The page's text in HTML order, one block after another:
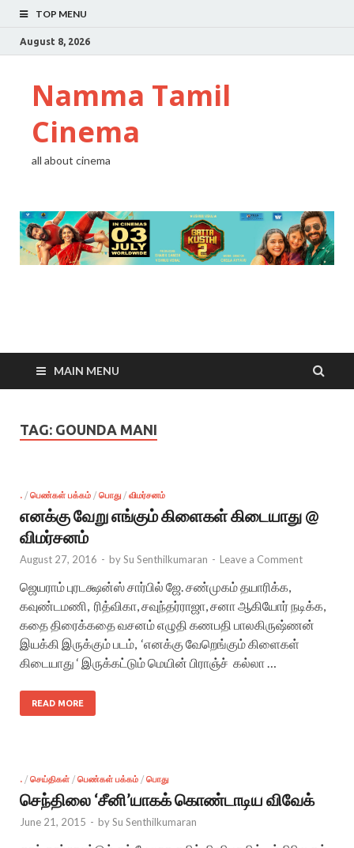
TOP MENU
August 8, 2026
Namma Tamil
Cinema
all about cinema
MAIN MENU
TAG: GOUNDA MANI
. / பெண்கள் பக்கம் / பொது / விமர்சனம்
எனக்கு வேறு எங்கும் கிளைகள் கிடையாது @
விமர்சனம்
August 27, 2016 - bySu Senthilkumaran - Leave a Comment
ஜெயராம் புரடக்ஷன்ஸ் சார்பில் ஜே. சண்முகம் தயாரிக்க,
கவுண்டமணி, ரித்விகா, சவுந்தர்ராஜா, சனா ஆகியோர் நடிக்க,
கதை திரைக்கதை வசனம் எழுதி கணபதி பாலகிருஷ்ணன்
இயக்கி இருக்கும் படம், ‘எனக்கு வேறெங்கும் கிளைகள்
கிடையாது ‘ இருக்கட்டும் மெயின் பிராஞ்ச் கல்லா …
READ MORE
. / செய்திகள் / பெண்கள் பக்கம் / பொது
செந்திலை ‘சீனி’யாகக் கொண்டாடிய விவேக்
June 21, 2015 - bySu Senthilkumaran